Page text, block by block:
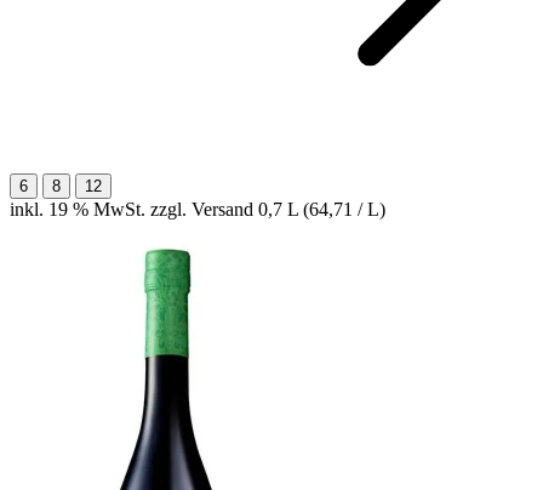
6 8 12
inkl. 19 % MwSt. zzgl. Versand 0,7 L (64,71 / L)